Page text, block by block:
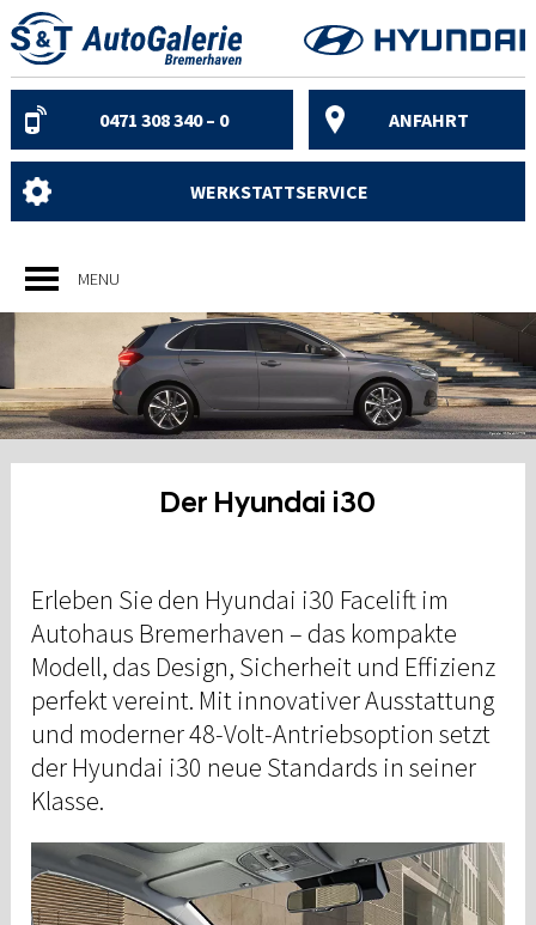
Skip
to
content
0471 308 340 – 0 ANFAHRT
WERKSTATTSERVICE
MENU
Der Hyundai i30
Erleben Sie den Hyundai i30 Facelift im
Autohaus Bremerhaven – das kompakte
Modell, das Design, Sicherheit und Effizienz
perfekt vereint. Mit innovativer Ausstattung
und moderner 48-Volt-Antriebsoption setzt
der Hyundai i30 neue Standards in seiner
Klasse.